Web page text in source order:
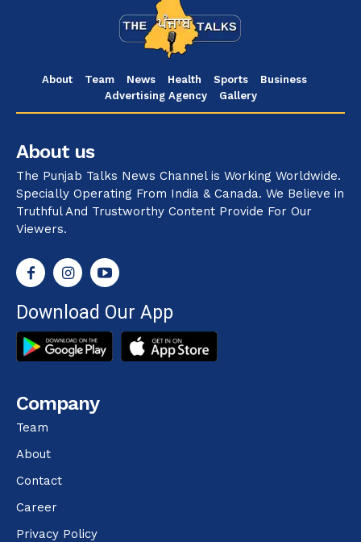
About Team News Health Sports
Business
Advertising Agency
Gallery
About us
The Punjab Talks News Channel is Working Worldwide.
Specially Operating From India & Canada. We Believe in
Truthful And Trustworthy Content Provide For Our
Viewers.
Download Our App
Company
Team
About
Contact
Career
Privacy Policy